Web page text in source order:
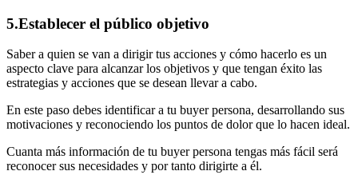
5.Establecer el público objetivo
Saber a quien se van a dirigir tus acciones y cómo hacerlo es un
aspecto clave para alcanzar los objetivos y que tengan éxito las
estrategias y acciones que se desean llevar a cabo.
En este paso debes identificar a tu buyer persona, desarrollando sus
motivaciones y reconociendo los puntos de dolor que lo hacen ideal.
Cuanta más información de tu buyer persona tengas más fácil será
reconocer sus necesidades y por tanto dirigirte a él.